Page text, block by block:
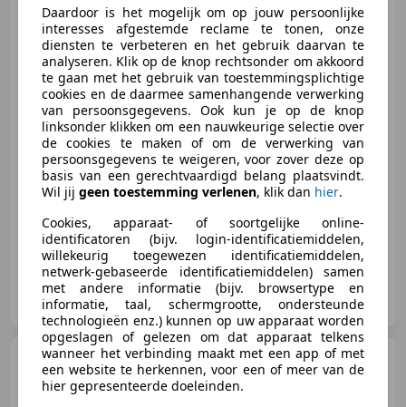
319 CDI L2H2 BPM vrij 360°
ALARM KL3 ADAPTIEVE CRU
€ 58.950
Excl. BTW
09/2023 5.359 km Diesel
141 kW (192 PK)
BV Automobielbedrijven H. Arink
NL-7141 CS GROENLO
Mercedes-Benz Vito116
L2 Pro 2x Schuifdeur Bpm vrij
Multibeam Trekha
Daardoor is het mogelijk om op jouw persoonlijke
interesses afgestemde reclame te tonen, onze
diensten te verbeteren en het gebruik daarvan te
analyseren. Klik op de knop rechtsonder om akkoord
te gaan met het gebruik van toestemmingsplichtige
cookies en de daarmee samenhangende verwerking
van persoonsgegevens. Ook kun je op de knop
linksonder klikken om een nauwkeurige selectie over
de cookies te maken of om de verwerking van
persoonsgegevens te weigeren, voor zover deze op
basis van een gerechtvaardigd belang plaatsvindt.
Wil jij geen toestemming verlenen, klik dan hier.
Cookies, apparaat- of soortgelijke online-
identificatoren (bijv. login-identificatiemiddelen,
willekeurig toegewezen identificatiemiddelen,
netwerk-gebaseerde identificatiemiddelen) samen
met andere informatie (bijv. browsertype en
informatie, taal, schermgrootte, ondersteunde
technologieën enz.) kunnen op uw apparaat worden
opgeslagen of gelezen om dat apparaat telkens
wanneer het verbinding maakt met een app of met
een website te herkennen, voor een of meer van de
hier gepresenteerde doeleinden.